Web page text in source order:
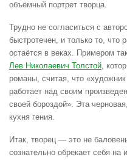
объёмный портрет творца.
Трудно не согласиться с
быстротечен, и только то, что
остаётся в веках. Примером
Лев Николаевич Толстой,
романы, считая, что
работает над своим
своей бороздой». Эта
кухня гения.
Итак, творец — это не
сознательно обрекает себя на